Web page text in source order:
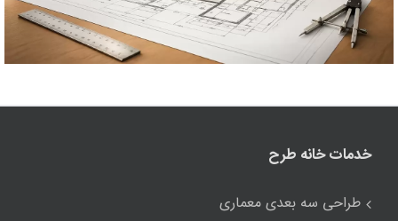
خدمات خانه طرح
طراحی سه بعدی معماری